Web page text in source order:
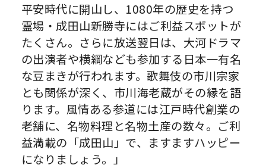
平安時代に開山し、1080年の歴史を持つ
霊場・成田山新勝寺にはご利益スポットが
たくさん。さらに放送翌日は、大河ドラマ
の出演者や横綱なども参加する日本一有名
な豆まきが行われます。歌舞伎の市川宗家
とも関係が深く、市川海老蔵がその縁を語
ります。風情ある参道には江戸時代創業の
老舗に、名物料理と名物土産の数々。ご利
益満載の「成田山」で、ますますハッピー
になりましょう。」